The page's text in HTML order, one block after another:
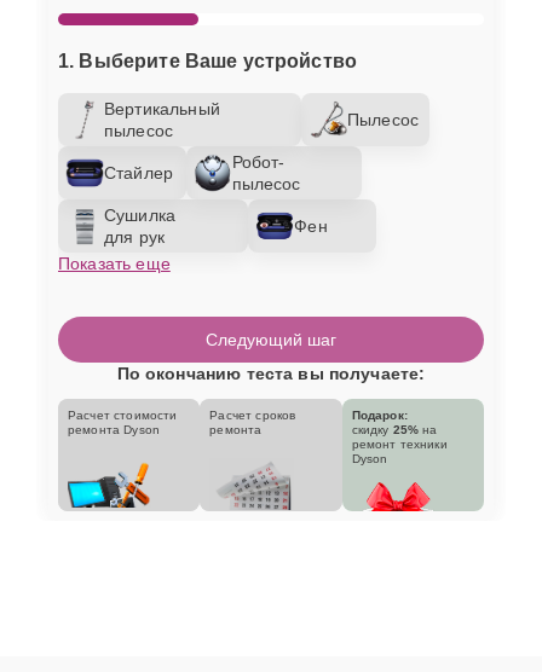
1. Выберите Ваше устройство
Вертикальный
пылесос
Пылесос
Стайлер
Робот-
пылесос
Сушилка
для рук
Фен
Показать еще
Следующий шаг
По окончанию теста вы получаете:
Расчет стоимости
ремонта Dyson
Расчет сроков
ремонта
Подарок:
скидку 25% на
ремонт техники
Dyson